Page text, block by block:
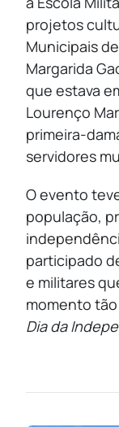
projetos
Municipais
Margarida
que estava
Lourenço
primeira-
servidores
O evento
população,
participado
e militares
momento
Dia da